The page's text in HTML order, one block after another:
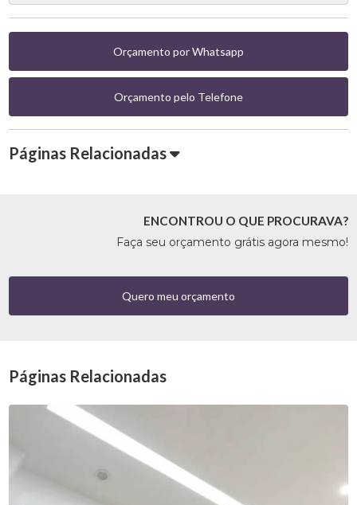
Orçamento por Whatsapp
Orçamento pelo Telefone
Páginas Relacionadas
ENCONTROU O QUE PROCURAVA?
Faça seu orçamento grátis agora mesmo!
Quero meu orçamento
Páginas Relacionadas